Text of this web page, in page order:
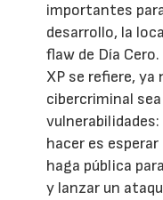
importantes
desarrollo, la
flaw de Día
XP se refiere, ya
cibercriminal
hacer es
haga pública
y lanzar un